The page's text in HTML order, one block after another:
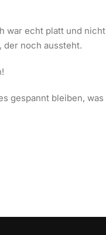
war echt platt und
der noch aussteht.
gespannt bleiben,